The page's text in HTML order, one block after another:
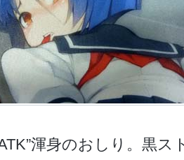
渾身のおしり。黒